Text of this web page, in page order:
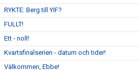
RYKTE: Berg till YIF?
FULLT!
Ett - noll!
Kvartsfinalserien - datum och tider!
Välkommen, Ebbe!